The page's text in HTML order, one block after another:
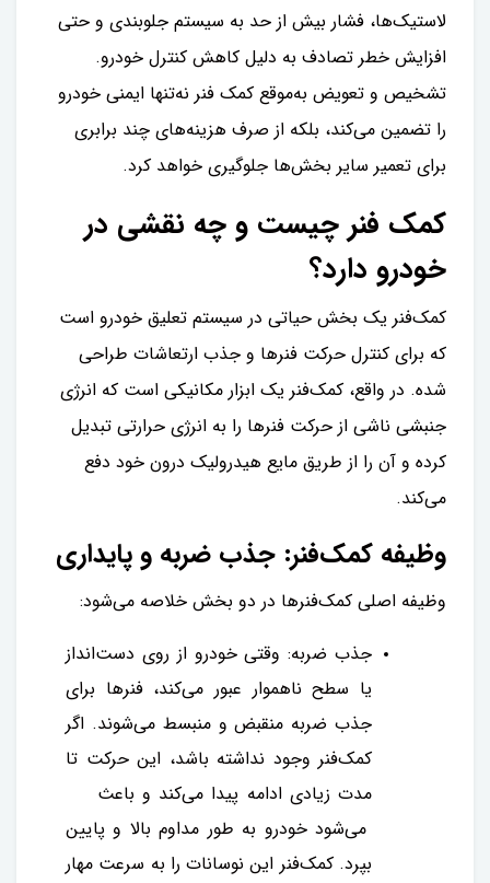
لاستیک‌ها، فشار بیش از حد به سیستم جلوبندی و حتی
افزایش خطر تصادف به دلیل کاهش کنترل خودرو.
تشخیص و تعویض به‌موقع کمک فنر نه‌تنها ایمنی خودرو
را تضمین می‌کند، بلکه از صرف هزینه‌های چند برابری
برای تعمیر سایر بخش‌ها جلوگیری خواهد کرد.
کمک فنر چیست و چه نقشی در
خودرو دارد؟
کمک‌فنر یک بخش حیاتی در سیستم تعلیق خودرو است
که برای کنترل حرکت فنرها و جذب ارتعاشات طراحی
شده. در واقع، کمک‌فنر یک ابزار مکانیکی است که انرژی
جنبشی ناشی از حرکت فنرها را به انرژی حرارتی تبدیل
کرده و آن را از طریق مایع هیدرولیک درون خود دفع
می‌کند.
وظیفه کمک‌فنر: جذب ضربه و پایداری
وظیفه اصلی کمک‌فنرها در دو بخش خلاصه می‌شود:
جذب ضربه: وقتی خودرو از روی دست‌انداز
یا سطح ناهموار عبور می‌کند، فنرها برای
جذب ضربه منقبض و منبسط می‌شوند. اگر
کمک‌فنر وجود نداشته باشد، این حرکت تا
مدت زیادی ادامه پیدا می‌کند و باعث
می‌شود خودرو به طور مداوم بالا و پایین
بپرد. کمک‌فنر این نوسانات را به سرعت مهار